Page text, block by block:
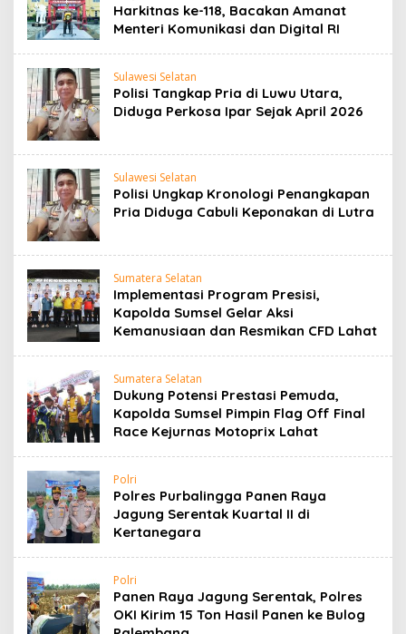
Harkitnas ke-118, Bacakan Amanat
Menteri Komunikasi dan Digital RI
Sulawesi Selatan
Polisi Tangkap Pria di Luwu Utara,
Diduga Perkosa Ipar Sejak April 2026
Sulawesi Selatan
Polisi Ungkap Kronologi Penangkapan
Pria Diduga Cabuli Keponakan di Lutra
Sumatera Selatan
Implementasi Program Presisi,
Kapolda Sumsel Gelar Aksi
Kemanusiaan dan Resmikan CFD Lahat
Sumatera Selatan
Dukung Potensi Prestasi Pemuda,
Kapolda Sumsel Pimpin Flag Off Final
Race Kejurnas Motoprix Lahat
Polri
Polres Purbalingga Panen Raya
Jagung Serentak Kuartal II di
Kertanegara
Polri
Panen Raya Jagung Serentak, Polres
OKI Kirim 15 Ton Hasil Panen ke Bulog